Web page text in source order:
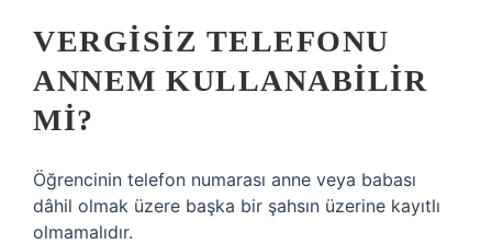
VERGISIZ TELEFONU
ANNEM KULLANABILIR
MI?
Öğrencinin telefon numarası anne veya babası
dâhil olmak üzere başka bir şahsın üzerine kayıtlı
olmamalıdır.